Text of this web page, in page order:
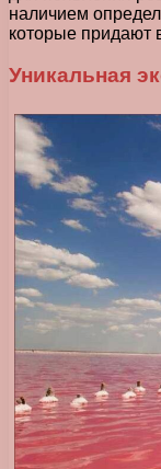
наличием
которые придают
Уникальная